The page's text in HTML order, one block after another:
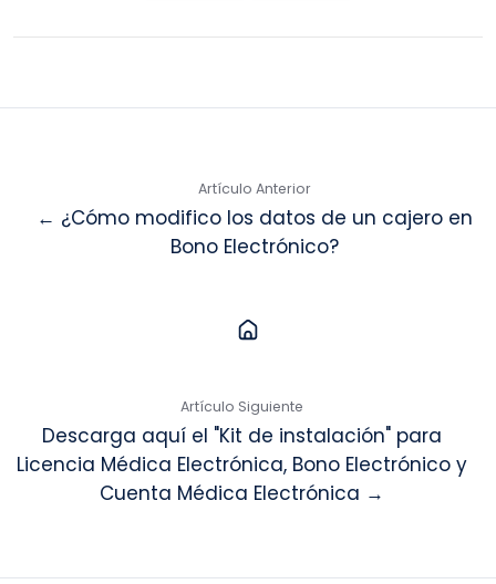
Artículo Anterior
← ¿Cómo modifico los datos de un cajero en
Bono Electrónico?
Artículo Siguiente
Descarga aquí el "Kit de instalación" para
Licencia Médica Electrónica, Bono Electrónico y
Cuenta Médica Electrónica →